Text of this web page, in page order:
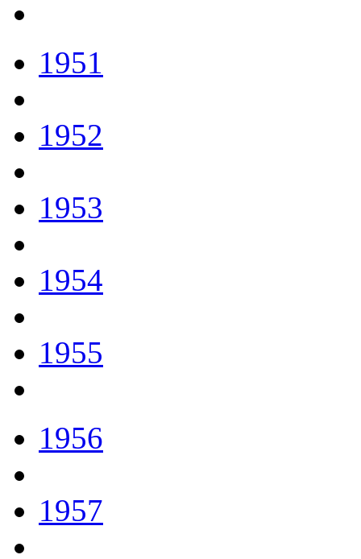
1951
1952
1953
1954
1955
1956
1957